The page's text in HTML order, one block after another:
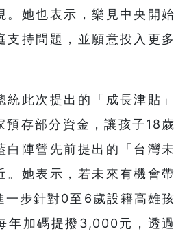
。她也表示，樂見中央開始
支持問題，並願意投入更多
此次提出的「成長津貼」
預存部分資金，讓孩子18歲
白陣營先前提出的「台灣未
。她表示，若未來有機會帶
一步針對0至6歲設籍高雄孩
年加碼提撥3,000元，透過